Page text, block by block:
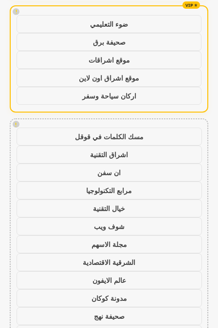
!
ضوء التعليمي
صحيفة برق
موقع اشراقات
موقع اشراق اون لاين
اركان سياحة وسفر
!
مسك الكلمات في قوقل
اشراق التقنية
ان سفن
مرابع التكنولوجيا
خيال التقنية
شوف ويب
مجلة الاسهم
الشرقية الاقتصادية
عالم الايفون
مدونة كوكان
صحيفة نهج